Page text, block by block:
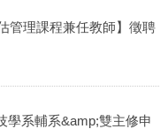
管理課程兼任教師】徵聘
學系輔系&amp;雙主修申